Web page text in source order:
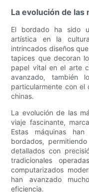
La evolución de las
El bordado ha sido
artística en la
intrincados diseños
tapices que decoran
papel vital en el arte
avanzado, también
particularmente con el
chinas.
La evolución de las
viaje fascinante,
Estas máquinas
bordados,
detallados con
tradicionales
computarizados
han avanzado
eficiencia.